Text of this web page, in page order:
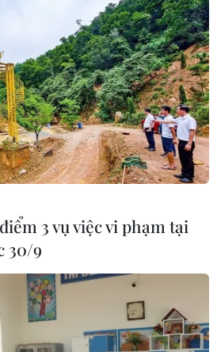
xuyên viết, chia sẻ, đăng tải,
ảnh, tài liệu và phát trực tiếp
xấu nhằm xuyên tạc chủ
Đảng, Nhà nước.
3 vụ việc vi phạm tại
30/9